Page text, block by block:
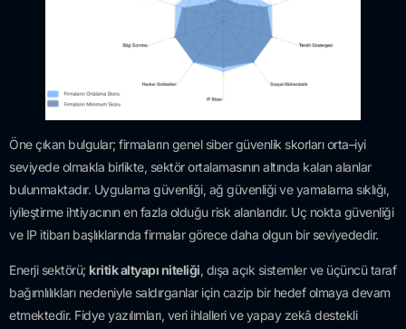
Öne çıkan bulgular; firmaların genel siber güvenlik skorları orta–iyi
seviyede olmakla birlikte, sektör ortalamasının altında kalan alanlar
bulunmaktadır. Uygulama güvenliği, ağ güvenliği ve yamalama sıklığı,
iyileştirme ihtiyacının en fazla olduğu risk alanlarıdır. Uç nokta güvenliği
ve IP itibarı başlıklarında firmalar görece daha olgun bir seviyededir.
Enerji sektörü; kritik altyapı niteliği, dışa açık sistemler ve üçüncü taraf
bağımlılıkları nedeniyle saldırganlar için cazip bir hedef olmaya devam
etmektedir. Fidye yazılımları, veri ihlalleri ve yapay zekâ destekli